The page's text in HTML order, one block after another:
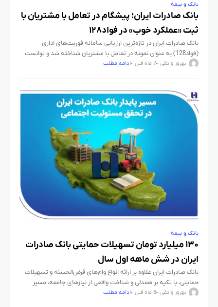
بانک و بیمه
بانک صادرات ایران؛ پیشگام در تعامل با مشتریان با
ثبت «عملکرد خوب» در فواد۱۲۸
​بانک صادرات ایران در تازه‌ترین ارزیابی سامانه فوریت‌های اداری
(فواد128) به عنوان نمونه در تعامل با مشتریان شناخته شد و توانست
رتبه «عملکرد خوب» را کسب کند.
بهروز واثقی 7 ماه قبل ادامه مطلب
بانک و بیمه
۱۳۰ میلیارد تومان تسهیلات حمایتی بانک صادرات
ایران در شش ماهه اول سال
بانک صادرات ایران علاوه بر ارائه انواع وام‌های قرض‌الحسنه و تسهیلات
حمایتی، با تکیه بر همدلی و شناخت واقعی از نیازهای جامعه، مسیر
پایداری در تحقق مسئولیت‌های اجتماعی خود طی
بهروز واثقی 8 ماه قبل ادامه مطلب